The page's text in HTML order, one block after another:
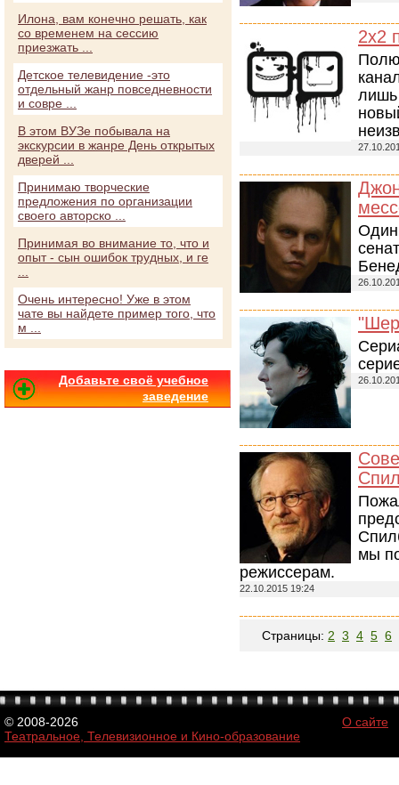
2х2
лишь
Один
мы
режиссерам.
22.10.2015 19:24
Страницы: 2 3 4 5 6
Илона, вам конечно решать, как
со временем на сессию
приезжать ...
Детское телевидение -это
отдельный жанр повседневности
и совре ...
В этом ВУЗе побывала на
экскурсии в жанре День открытых
дверей ...
Принимаю творческие
предложения по организации
своего авторско ...
Принимая во внимание то, что и
опыт - сын ошибок трудных, и ге
Очень интересно! Уже в этом
чате вы найдете пример того, что
м ...
Добавьте своё учебное
заведение
© 2008-2026
Театральное, Телевизионное и Кино-образование
О сайте